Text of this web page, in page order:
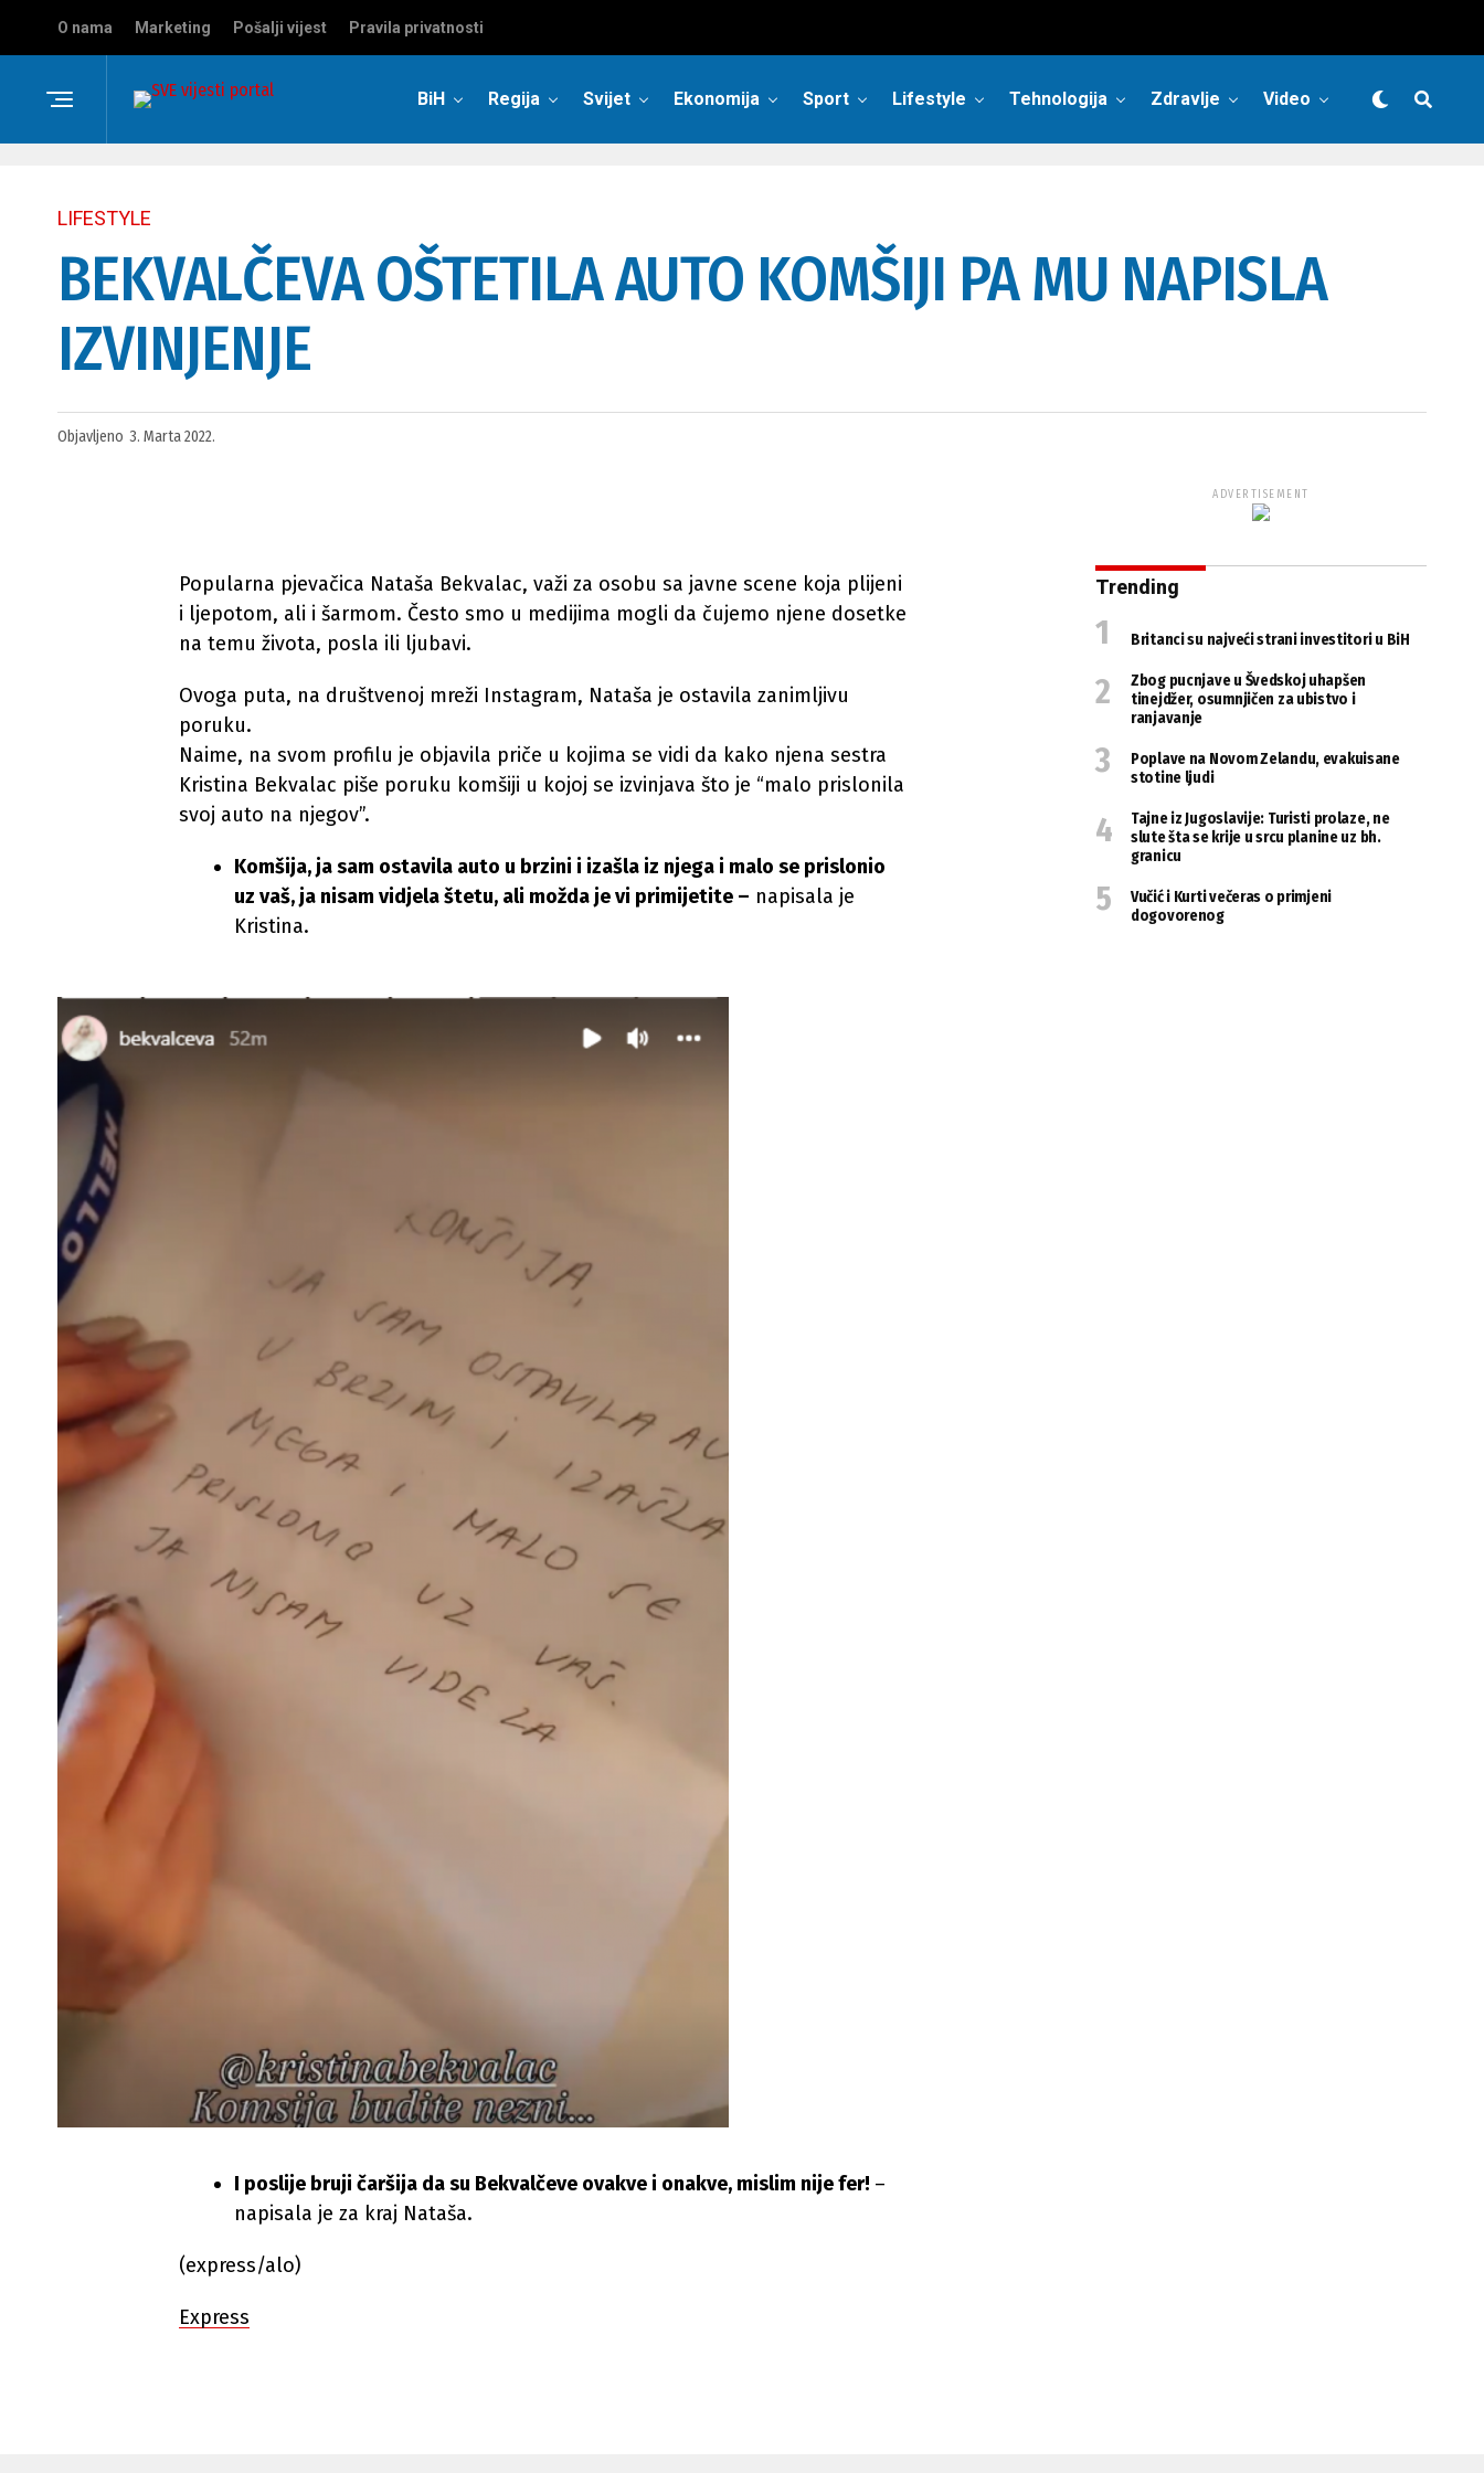
O nama Marketing Pošalji vijest Pravila privatnosti
BiH Regija Svijet Ekonomija Sport Lifestyle Tehnologija Zdravlje Video
LIFESTYLE
BEKVALČEVA OŠTETILA AUTO KOMŠIJI PA MU NAPISLA
IZVINJENJE
Objavljeno 3. Marta 2022.
Popularna pjevačica Nataša Bekvalac, važi za osobu sa javne scene koja plijeni
i ljepotom, ali i šarmom. Često smo u medijima mogli da čujemo njene dosetke
na temu života, posla ili ljubavi.
Ovoga puta, na društvenoj mreži Instagram, Nataša je ostavila zanimljivu
poruku.
Naime, na svom profilu je objavila priče u kojima se vidi da kako njena sestra
Kristina Bekvalac piše poruku komšiji u kojoj se izvinjava što je “malo prislonila
svoj auto na njegov”.
Komšija, ja sam ostavila auto u brzini i izašla iz njega i malo se prislonio
uz vaš, ja nisam vidjela štetu, ali možda je vi primijetite – napisala je
Kristina.
I poslije bruji čaršija da su Bekvalčeve ovakve i onakve, mislim nije fer! –
napisala je za kraj Nataša.
(express/alo)
Express
ADVERTISEMENT
Trending
Britanci su najveći strani investitori u BiH
Zbog pucnjave u Švedskoj uhapšen
tinejdžer, osumnjičen za ubistvo i
ranjavanje
Poplave na Novom Zelandu, evakuisane
stotine ljudi
Tajne iz Jugoslavije: Turisti prolaze, ne
slute šta se krije u srcu planine uz bh.
granicu
Vučić i Kurti večeras o primjeni
dogovorenog